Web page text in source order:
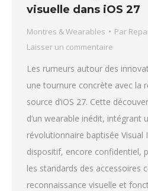
visuelle dans iOS 27
Montres & Wearables Par
Laisser un commentaire
Les rumeurs autour des
une tournure concrète avec la
source d’iOS 27. Cette
d’un wearable inédit, intégrant
révolutionnaire baptisée Visual
dispositif, encore confidentiel,
les standards des accessoires
reconnaissance visuelle et